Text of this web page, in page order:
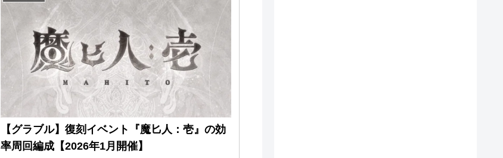
【グラブル】復刻イベント『魔匕人：壱』の効
率周回編成【2026年1月開催】